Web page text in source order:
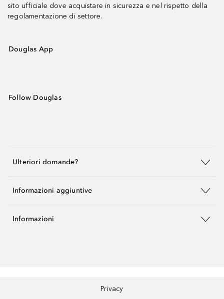
sito ufficiale dove acquistare in sicurezza e nel rispetto della
regolamentazione di settore.
Douglas App
Follow Douglas
Ulteriori domande?
Informazioni aggiuntive
Informazioni
Privacy